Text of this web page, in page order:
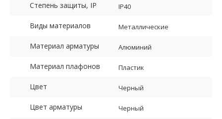
Степень защиты, IP IP40
Виды материалов Металлические
Материал арматуры Алюминий
Материал плафонов Пластик
Цвет Черный
Цвет арматуры Черный